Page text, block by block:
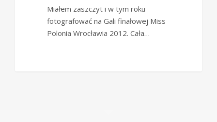
Miałem zaszczyt i w tym roku
fotografować na Gali finałowej Miss
Polonia Wrocławia 2012. Cała…